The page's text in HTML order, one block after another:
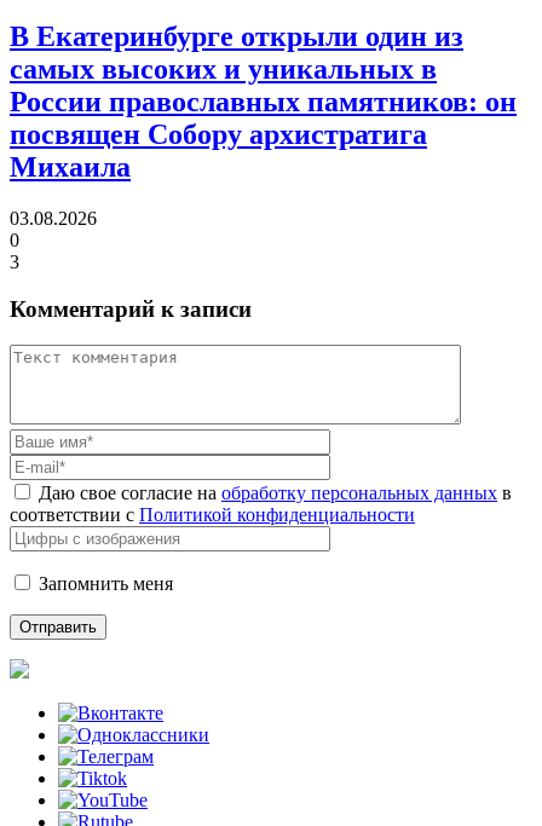
В Екатеринбурге открыли один из
самых высоких и уникальных в
России православных памятников: он
посвящен Собору архистратига
Михаила
03.08.2026
0
3
Комментарий к записи
Даю свое согласие на обработку персональных данных в
соответствии с Политикой конфиденциальности
Запомнить меня